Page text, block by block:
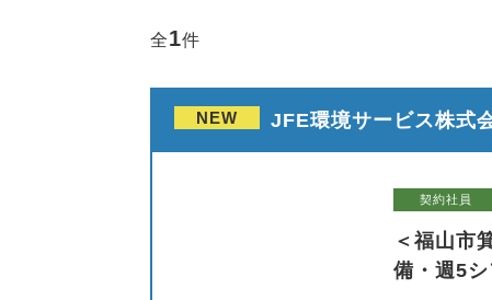
全1件
NEW JFE環境サービス株式
契約社員
＜福山市
備・週5シ